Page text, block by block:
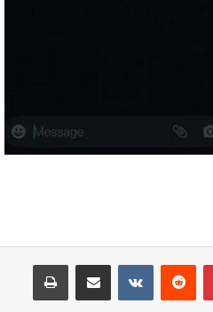
بينتيريست مشاركة عبر البريد طباعة